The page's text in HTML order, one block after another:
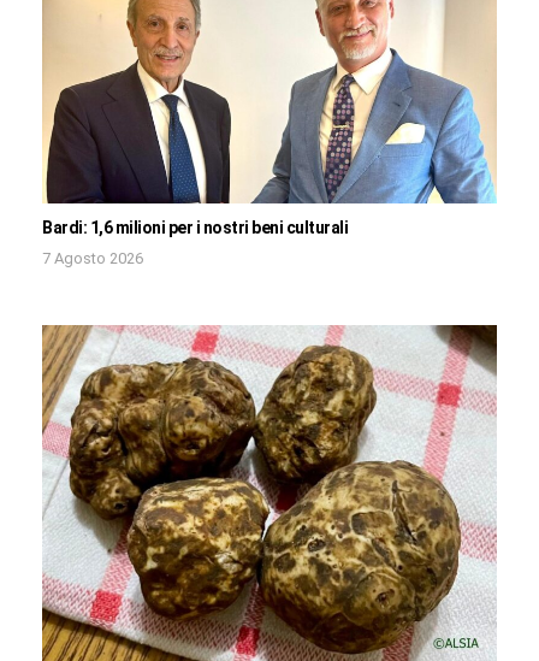
Bardi: 1,6 milioni per i nostri beni culturali
7 Agosto 2026